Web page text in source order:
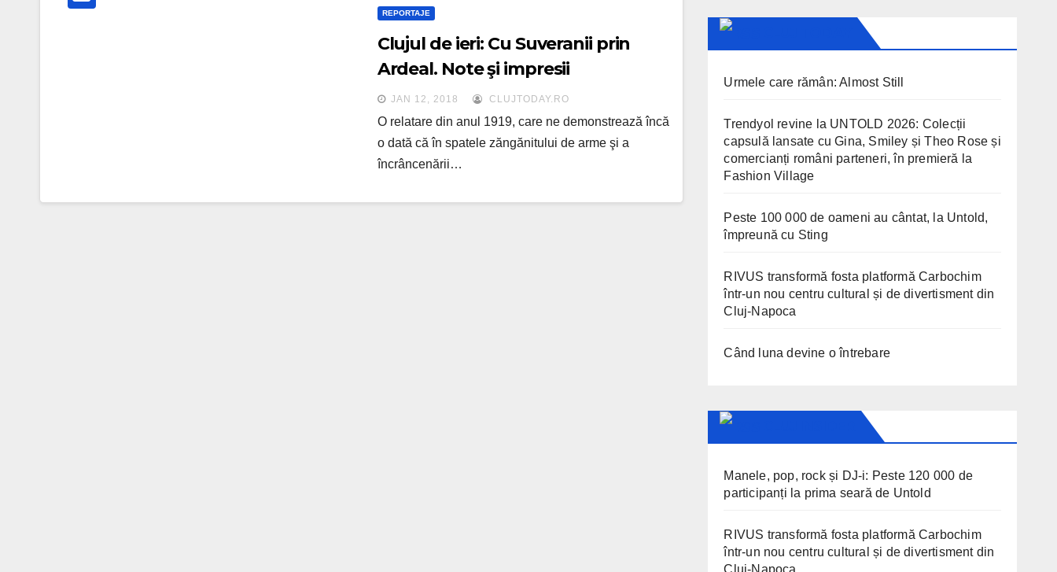
REPORTAJE
Clujul de ieri: Cu Suveranii prin
Ardeal. Note şi impresii
JAN 12, 2018 CLUJTODAY.RO
O relatare din anul 1919, care ne demonstrează încă
o dată că în spatele zăngănitului de arme şi a
încrâncenării…
Urmele care rămân: Almost Still
Trendyol revine la UNTOLD 2026: Colecții
capsulă lansate cu Gina, Smiley și Theo Rose și
comercianți români parteneri, în premieră la
Fashion Village
Peste 100 000 de oameni au cântat, la Untold,
împreună cu Sting
RIVUS transformă fosta platformă Carbochim
într-un nou centru cultural și de divertisment din
Cluj-Napoca
Când luna devine o întrebare
Manele, pop, rock și DJ-i: Peste 120 000 de
participanți la prima seară de Untold
RIVUS transformă fosta platformă Carbochim
într-un nou centru cultural și de divertisment din
Cluj-Napoca